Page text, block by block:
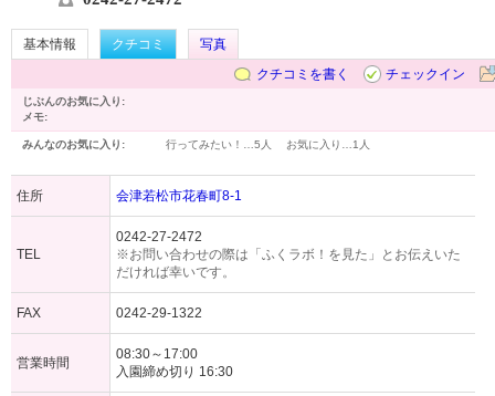
基本情報 クチコミ
写真
クチコミを書く
チェックイン
じぶんのお気に入り:
メモ:
みんなのお気に入り: 行ってみたい！… 5人 お気に入り… 1人
住所 会津若松市花春町8-1
TEL
0242-27-2472
※お問い合わせの際は「ふくラボ！を見た」とお伝えいた
だければ幸いです。
FAX 0242-29-1322
営業時間
08:30～17:00
入園締め切り 16:30